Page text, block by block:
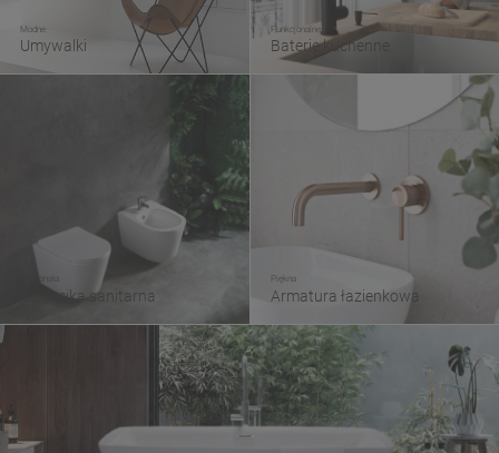
Modne
Umywalki
Funkcjonalne
Baterie kuchenne
Doskonała
Ceramika sanitarna
Piękna
Armatura łazienkowa